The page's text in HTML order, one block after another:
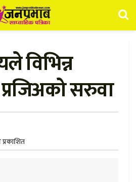
विभिन्न
सरुवा